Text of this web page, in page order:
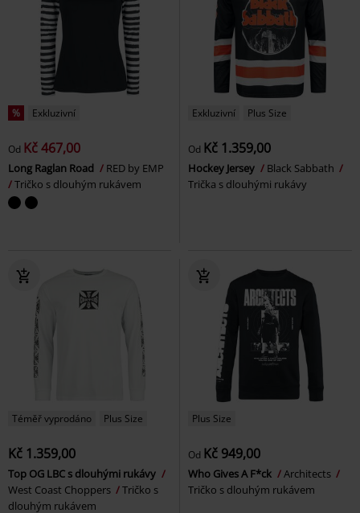
% Exkluzivní
Od Kč 467,00
Long Raglan Road
RED by EMP
Tričko s dlouhým rukávem
Exkluzivní Plus Size
Od Kč 1.359,00
Hockey Jersey
Black Sabbath
Trička s dlouhými rukávy
Téměř vyprodáno Plus Size
Kč 1.359,00
Top OG LBC s dlouhými rukávy
West Coast Choppers
Tričko s
dlouhým rukávem
Plus Size
Od Kč 949,00
Who Gives A F*ck
Architects
Tričko s dlouhým rukávem